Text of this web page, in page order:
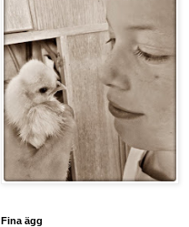
Fina ägg